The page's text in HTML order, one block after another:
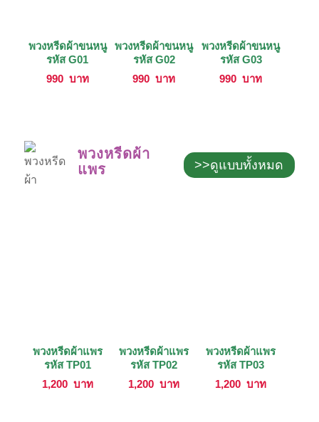
พวงหรีดผ้าขนหนู
รหัส G01
990 บาท
พวงหรีดผ้าขนหนู
รหัส G02
990 บาท
พวงหรีดผ้าขนหนู
รหัส G03
990 บาท
พวงหรีดผ้า
แพร
>>ดูแบบทั้งหมด
พวงหรีดผ้าแพร
รหัส TP01
1,200 บาท
พวงหรีดผ้าแพร
รหัส TP02
1,200 บาท
พวงหรีดผ้าแพร
รหัส TP03
1,200 บาท